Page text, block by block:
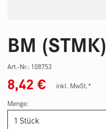
BM (STMK)
Art.-Nr.: 108753
8,42 €
inkl. MwSt.*
Menge: